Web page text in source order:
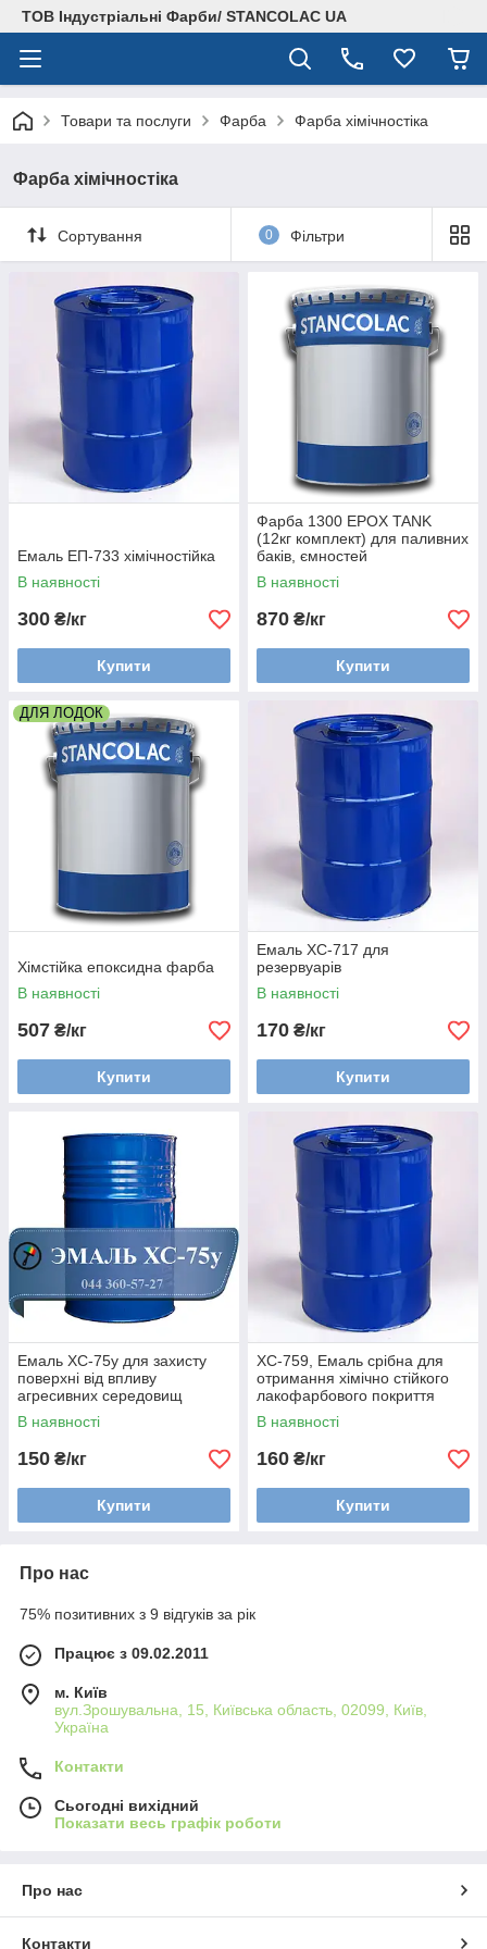
ТОВ Індустріальні Фарби/ STANCOLAC UA
Товари та послуги Фарба Фарба хімічностіка
Фарба хімічностіка
Сортування 0 Фільтри
Емаль ЕП-733 хімічностійка
В наявності
300 ₴/кг
Купити
Фарба 1300 EPOX TANK
(12кг комплект) для паливних
баків, ємностей
В наявності
870 ₴/кг
Купити
ДЛЯ ЛОДОК
Хімстійка епоксидна фарба
В наявності
507 ₴/кг
Купити
Емаль ХС-717 для
резервуарів
В наявності
170 ₴/кг
Купити
Емаль ХС-75у для захисту
поверхні від впливу
агресивних середовищ
лужного та кислотного
характеру
В наявності
150 ₴/кг
Купити
ХС-759, Емаль срібна для
отримання хімічно стійкого
лакофарбового покриття
В наявності
160 ₴/кг
Купити
Про нас
75% позитивних з 9 відгуків за рік
Працює з 09.02.2011
м. Київ
вул.Зрошувальна, 15, Київська область, 02099, Київ,
Україна
Контакти
Сьогодні вихідний
Показати весь графік роботи
Про нас
Контакти